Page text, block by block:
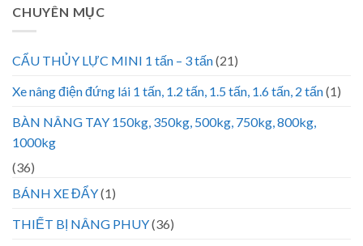
CHUYÊN MỤC
CẨU THỦY LỰC MINI 1 tấn – 3 tấn(21)
Xe nâng điện đứng lái 1 tấn, 1.2 tấn, 1.5 tấn, 1.6 tấn, 2 tấn(1)
BÀN NÂNG TAY 150kg, 350kg, 500kg, 750kg, 800kg,
1000kg
(36)
BÁNH XE ĐẨY(1)
THIẾT BỊ NÂNG PHUY(36)